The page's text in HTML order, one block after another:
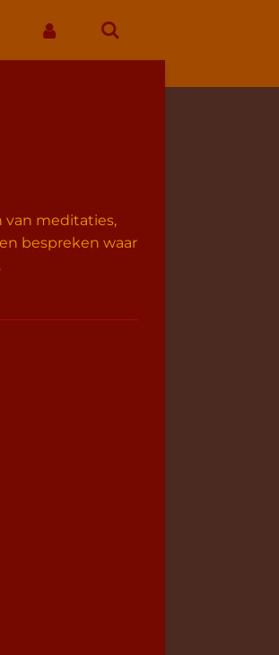
van meditaties,
bespreken waar